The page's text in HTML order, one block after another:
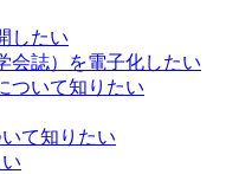
したい
会誌）を電子化したい
ついて知りたい
て知りたい